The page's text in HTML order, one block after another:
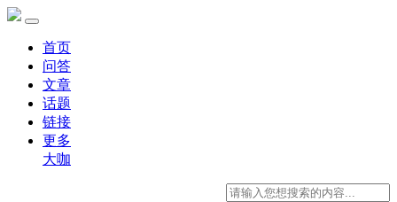
首页
问答
文章
话题
链接
更多
大咖